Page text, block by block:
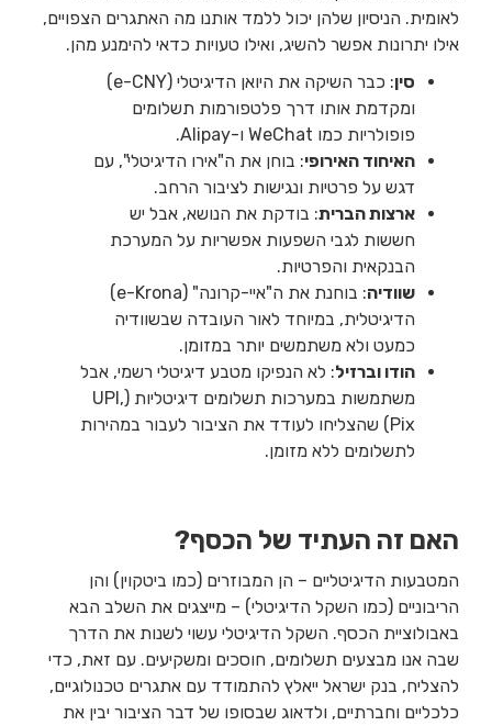
לאומית. הניסיון שלהן יכול ללמד אותנו מה האתגרים הצפויים,
אילו יתרונות אפשר להשיג, ואילו טעויות כדאי להימנע מהן.
סין
: כבר השיקה את היואן הדיגיטלי (e-CNY)
ומקדמת אותו דרך פלטפורמות תשלומים
פופולריות כמו WeChat ו-Alipay.
האיחוד האירופי: בוחן את ה"אירו הדיגיטלי", עם
דגש על פרטיות ונגישות לציבור הרחב.
ארצות הברית: בודקת את הנושא, אבל יש
חששות לגבי השפעות אפשריות על המערכת
הבנקאית והפרטיות.
שוודיה
: בוחנת את ה"איי-קרונה" (e-Krona)
הדיגיטלית, במיוחד לאור העובדה שבשוודיה
כמעט ולא משתמשים יותר במזומן.
הודו וברזיל: לא הנפיקו מטבע דיגיטלי רשמי, אבל
משתמשות במערכות תשלומים דיגיטליות (UPI,
Pix) שהצליחו לעודד את הציבור לעבור במהירות
לתשלומים ללא מזומן.
האם זה העתיד של הכסף?
המטבעות הדיגיטליים – הן המבוזרים (כמו ביטקוין) והן
הריבוניים (כמו השקל הדיגיטלי) – מייצגים את השלב הבא
באבולוציית הכסף. השקל הדיגיטלי עשוי לשנות את הדרך
שבה אנו מבצעים תשלומים, חוסכים ומשקיעים. עם זאת, כדי
להצליח, בנק ישראל ייאלץ להתמודד עם אתגרים טכנולוגיים,
כלכליים וחברתיים, ולדאוג שבסופו של דבר הציבור יבין את